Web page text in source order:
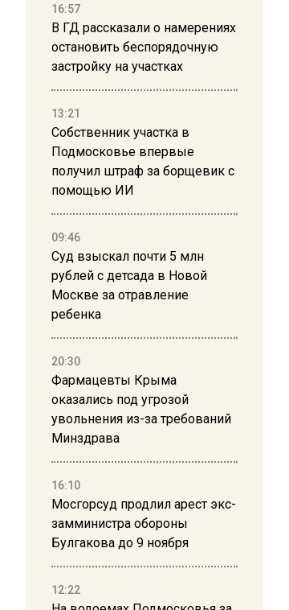
16:57
В ГД рассказали о намерениях
остановить беспорядочную
застройку на участках
13:21
Собственник участка в
Подмосковье впервые
получил штраф за борщевик с
помощью ИИ
09:46
Суд взыскал почти 5 млн
рублей с детсада в Новой
Москве за отравление
ребенка
20:30
Фармацевты Крыма
оказались под угрозой
увольнения из-за требований
Минздрава
16:10
Мосгорсуд продлил арест экс-
замминистра обороны
Булгакова до 9 ноября
12:22